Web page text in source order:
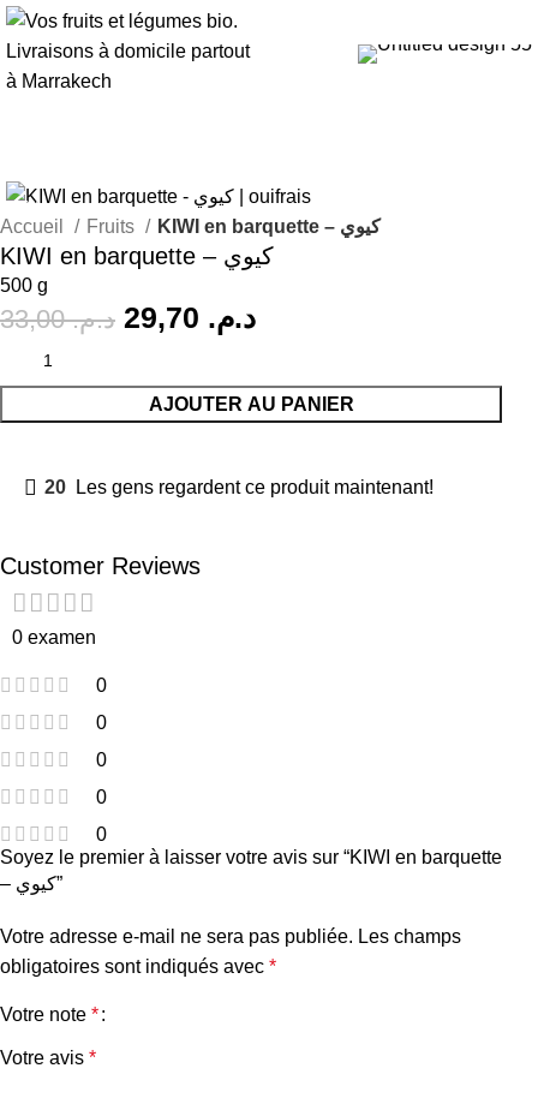
-10%
Accueil Fruits KIWI en barquette – كيوي
KIWI en barquette – كيوي
500 g
د.م.33,00 د.م.
AJOUTER AU PANIER
20 Les gens regardent ce produit maintenant!
Customer Reviews
0 examen
0
0
0
0
0
Soyez le premier à laisser votre avis sur “KIWI en barquette
– كيوي”
Votre adresse e-mail ne sera pas publiée. Les champs
obligatoires sont indiqués avec*
Votre note*
Votre avis*